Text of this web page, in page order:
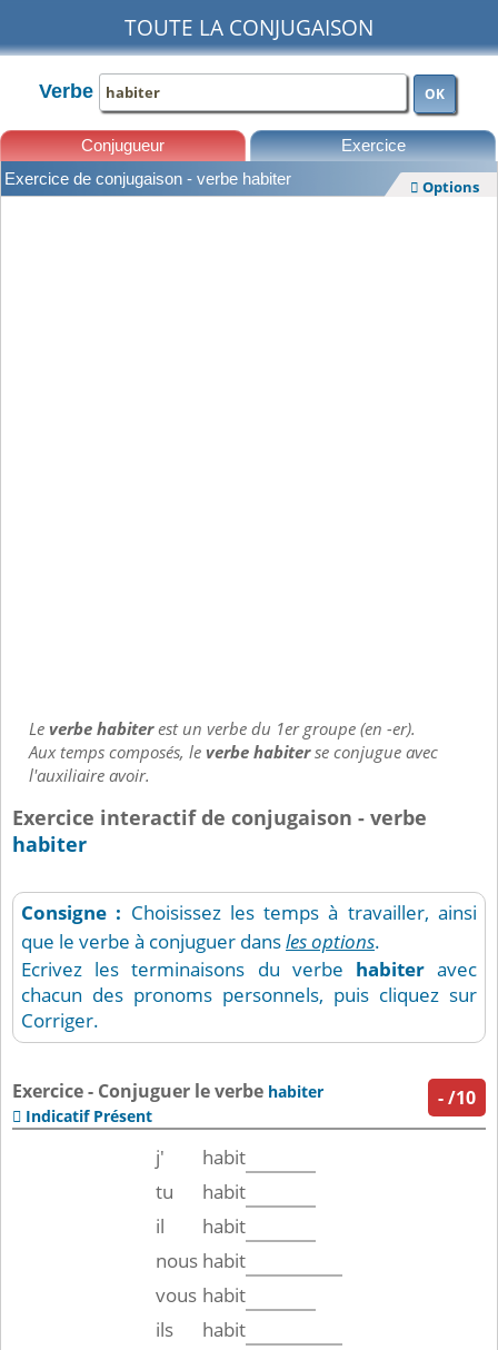
TOUTE LA CONJUGAISON
Verbe OK
Conjugueur Exercice
Exercice de conjugaison - verbe habiter  Options
Leverbe habiterest un verbe du 1er groupe (en -er).
Aux temps composés, leverbe habiterse conjugue avec
l'auxiliaire avoir.
Exercice interactif de conjugaison - verbe
habiter
Consigne : Choisissez les temps à travailler, ainsi
que le verbe à conjuguer dansles options.
Ecrivez les terminaisons du verbe habiteravec
chacun des pronoms personnels, puis cliquez sur
Corriger.
-/10
Exercice - Conjuguer le verbe habiter
 Indicatif Présent
j'
habit
tu
habit
il
habit
nous habit
vous habit
ils
habit